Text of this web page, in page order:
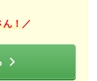
ん！／